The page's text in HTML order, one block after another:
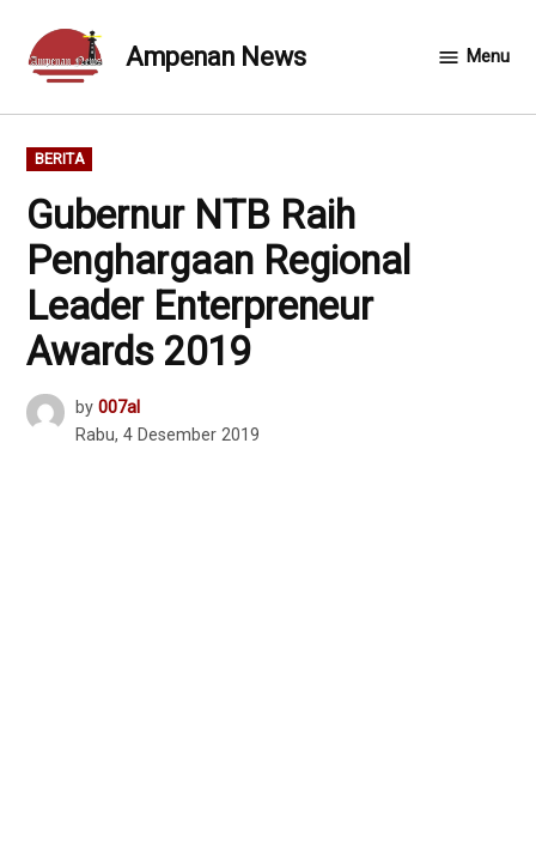
content
Ampenan News Menu
POSTED
IN
BERITA
Gubernur NTB Raih
Penghargaan Regional
Leader Enterpreneur
Awards 2019
by 007al
Rabu, 4 Desember 2019